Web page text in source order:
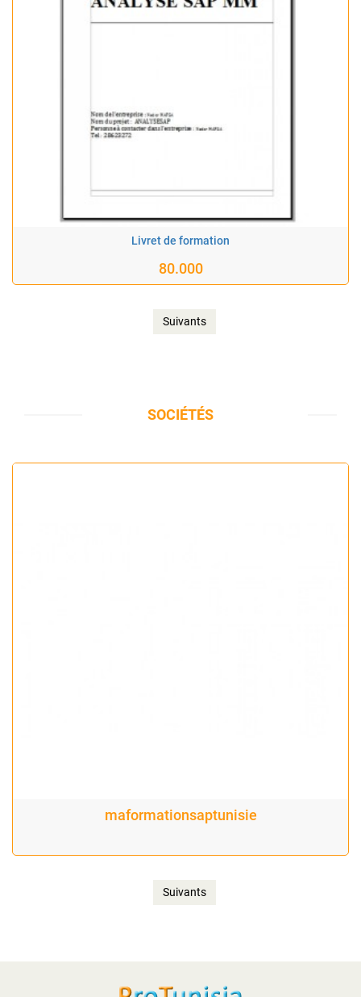
Livret de formation
80.000
Suivants
SOCIÉTÉS
maformationsaptunisie
Suivants